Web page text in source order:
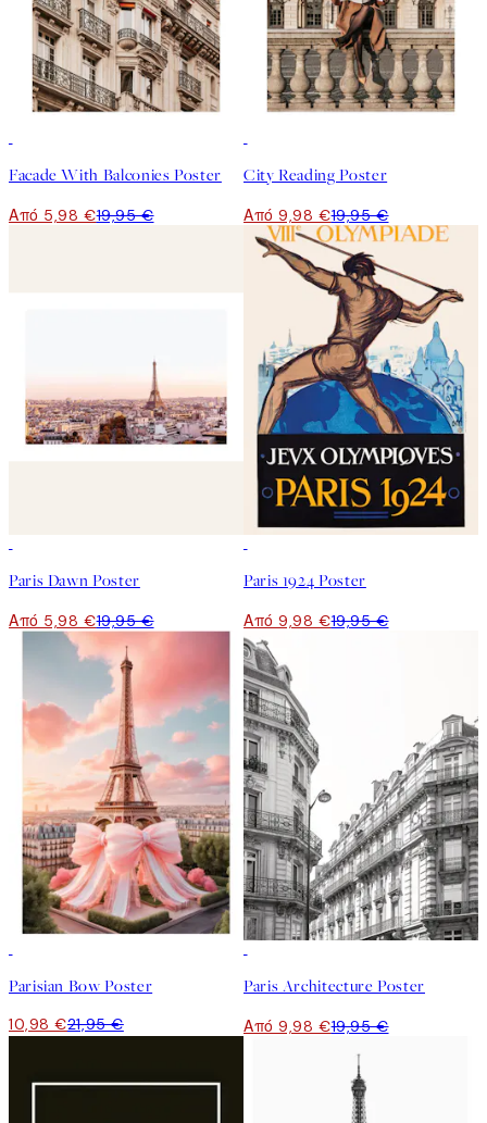
Facade With Balconies Poster
Από 5,98 €19,95 €
City Reading Poster
Από 9,98 €19,95 €
Paris Dawn Poster
Από 5,98 €19,95 €
Paris 1924 Poster
Από 9,98 €19,95 €
Parisian Bow Poster
10,98 €21,95 €
Paris Architecture Poster
Από 9,98 €19,95 €